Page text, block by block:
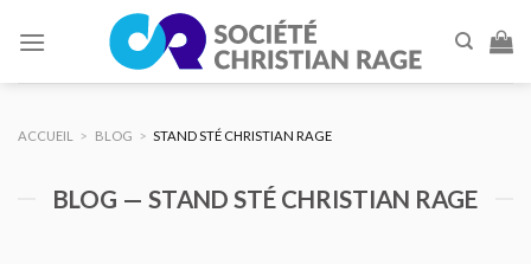
ACCUEIL > BLOG > STAND STÉ CHRISTIAN RAGE
BLOG — STAND STÉ CHRISTIAN RAGE